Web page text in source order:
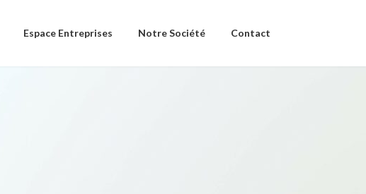
Espace Entreprises Notre Société Contact